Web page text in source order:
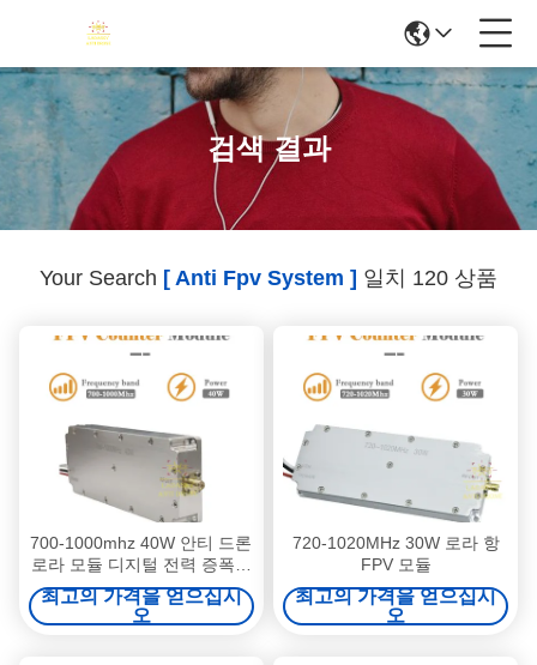
검색 결과
Your Search [ Anti Fpv System ] 일치 120 상품
700-1000mhz 40W 안티 드론
로라 모듈 디지털 전력 증폭기
모듈 안티 Fpv
최고의 가격을 얻으십시
오
720-1020MHz 30W 로라 항
FPV 모듈
최고의 가격을 얻으십시
오